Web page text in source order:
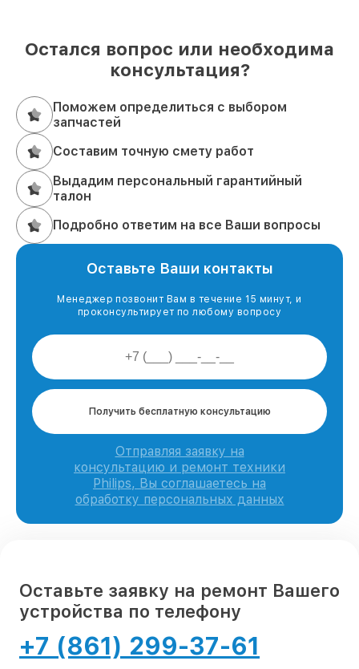
Остался вопрос или необходима
консультация?
Поможем определиться с выбором
запчастей
Составим точную смету работ
Выдадим персональный гарантийный
талон
Подробно ответим на все Ваши вопросы
Оставьте Ваши контакты
Менеджер позвонит Вам в течение 15 минут, и
проконсультирует по любому вопросу
Получить бесплатную консультацию
Отправляя заявку на
консультацию и ремонт техники
Philips, Вы соглашаетесь на
обработку персональных данных
Оставьте заявку на ремонт Вашего
устройства по телефону
+7 (861) 299-37-61